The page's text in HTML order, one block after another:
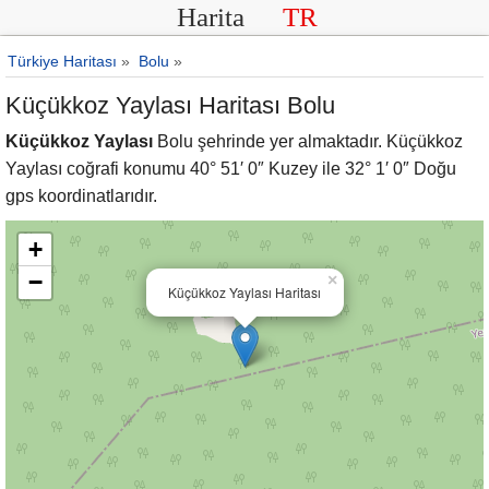
Harita TR
Türkiye Haritası » Bolu »
Küçükkoz Yaylası Haritası Bolu
Küçükkoz Yaylası Bolu şehrinde yer almaktadır. Küçükkoz
Yaylası coğrafi konumu 40° 51′ 0″ Kuzey ile 32° 1′ 0″ Doğu
gps koordinatlarıdır.
Küçükkoz Yaylası Haritası
×
+
−